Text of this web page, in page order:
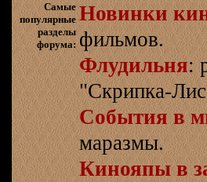
Самые
популярные
разделы
форума:
Новинки
фильмов.
Флудильня:
"Скрипка-
События в
маразмы.
Кинояпы в